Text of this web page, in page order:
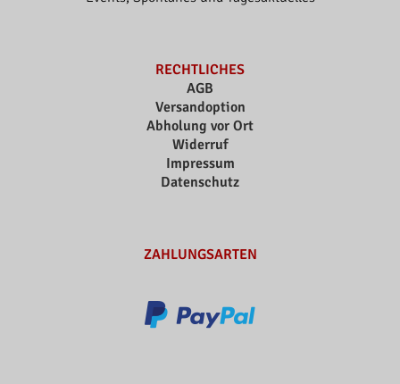
RECHTLICHES
AGB
Versandoption
Abholung vor Ort
Widerruf
Impressum
Datenschutz
ZAHLUNGSARTEN